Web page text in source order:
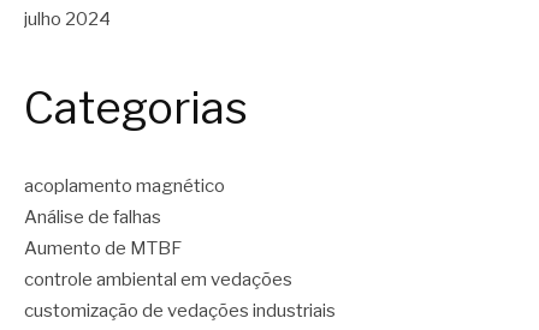
julho 2024
Categorias
acoplamento magnético
Análise de falhas
Aumento de MTBF
controle ambiental em vedações
customização de vedações industriais